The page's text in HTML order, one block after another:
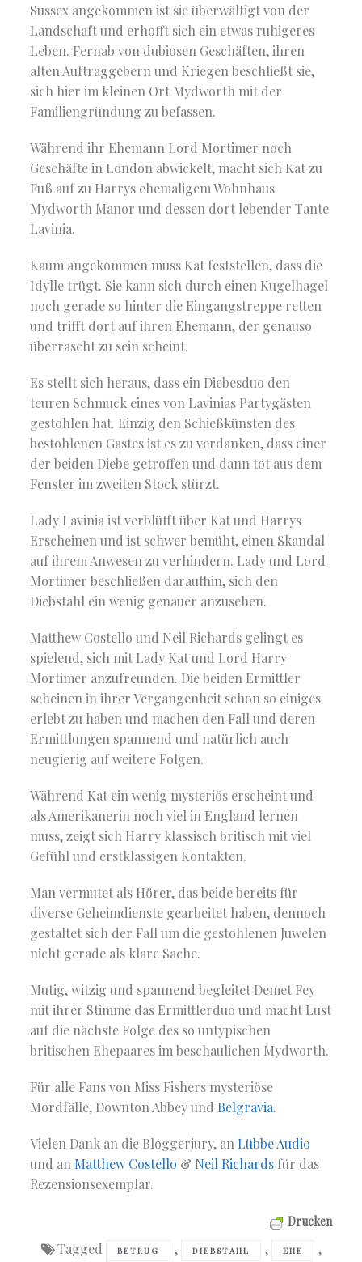
Sussex angekommen ist sie überwältigt von der
Landschaft und erhofft sich ein etwas ruhigeres
Leben. Fernab von dubiosen Geschäften, ihren
alten Auftraggebern und Kriegen beschließt sie,
sich hier im kleinen Ort Mydworth mit der
Familiengründung zu befassen.
Während ihr Ehemann Lord Mortimer noch
Geschäfte in London abwickelt, macht sich Kat zu
Fuß auf zu Harrys ehemaligem Wohnhaus
Mydworth Manor und dessen dort lebender Tante
Lavinia.
Kaum angekommen muss Kat feststellen, dass die
Idylle trügt. Sie kann sich durch einen Kugelhagel
noch gerade so hinter die Eingangstreppe retten
und trifft dort auf ihren Ehemann, der genauso
überrascht zu sein scheint.
Es stellt sich heraus, dass ein Diebesduo den
teuren Schmuck eines von Lavinias Partygästen
gestohlen hat. Einzig den Schießkünsten des
bestohlenen Gastes ist es zu verdanken, dass einer
der beiden Diebe getroffen und dann tot aus dem
Fenster im zweiten Stock stürzt.
Lady Lavinia ist verblüfft über Kat und Harrys
Erscheinen und ist schwer bemüht, einen Skandal
auf ihrem Anwesen zu verhindern. Lady und Lord
Mortimer beschließen daraufhin, sich den
Diebstahl ein wenig genauer anzusehen.
Matthew Costello und Neil Richards gelingt es
spielend, sich mit Lady Kat und Lord Harry
Mortimer anzufreunden. Die beiden Ermittler
scheinen in ihrer Vergangenheit schon so einiges
erlebt zu haben und machen den Fall und deren
Ermittlungen spannend und natürlich auch
neugierig auf weitere Folgen.
Während Kat ein wenig mysteriös erscheint und
als Amerikanerin noch viel in England lernen
muss, zeigt sich Harry klassisch britisch mit viel
Gefühl und erstklassigen Kontakten.
Man vermutet als Hörer, das beide bereits für
diverse Geheimdienste gearbeitet haben, dennoch
gestaltet sich der Fall um die gestohlenen Juwelen
nicht gerade als klare Sache.
Mutig, witzig und spannend begleitet Demet Fey
mit ihrer Stimme das Ermittlerduo und macht Lust
auf die nächste Folge des so untypischen
britischen Ehepaares im beschaulichen Mydworth.
Für alle Fans von Miss Fishers mysteriöse
Mordfälle, Downton Abbey und Belgravia.
Vielen Dank an die Bloggerjury, anLübbe Audio
und an Matthew Costello & Neil Richards für das
Rezensionsexemplar.
Drucken
Tagged BETRUG , DIEBSTAHL , EHE ,